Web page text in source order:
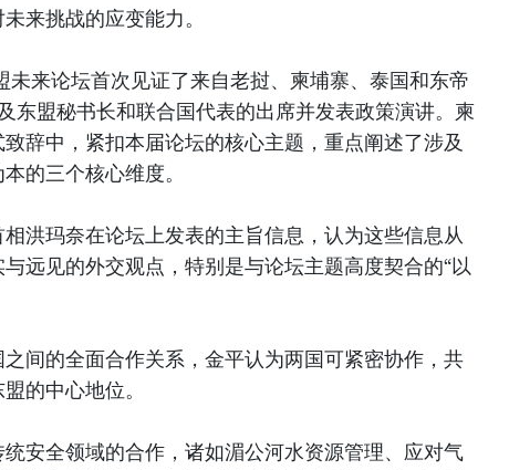
来挑战的应变能力。
未来论坛首次见证了来自老挝、柬埔寨、泰国和东帝
东盟秘书长和联合国代表的出席并发表政策演讲。柬
辞中，紧扣本届论坛的核心主题，重点阐述了涉及
的三个核心维度。
洪玛奈在论坛上发表的主旨信息，认为这些信息从
远见的外交观点，特别是与论坛主题高度契合的“以
间的全面合作关系，金平认为两国可紧密协作，共
的中心地位。
安全领域的合作，诸如湄公河水资源管理、应对气